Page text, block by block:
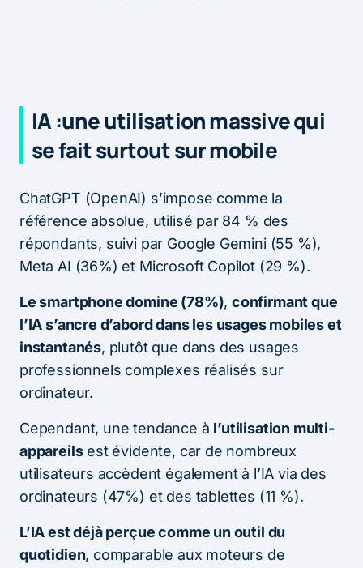
IA :une utilisation massive qui
se fait surtout sur mobile
ChatGPT (OpenAI) s’impose comme la
référence absolue, utilisé par 84 % des
répondants, suivi par Google Gemini (55 %),
Meta AI (36%) et Microsoft Copilot (29 %).
Le smartphone domine (78%), confirmant que
l’IA s’ancre d’abord dans les usages mobiles et
instantanés, plutôt que dans des usages
professionnels complexes réalisés sur
ordinateur.
Cependant, une tendance à l’utilisation multi-
appareilsest évidente, car de nombreux
utilisateurs accèdent également à l’IA via des
ordinateurs (47%) et des tablettes (11 %).
L’IA est déjà perçue comme un outil du
quotidien, comparable aux moteurs de